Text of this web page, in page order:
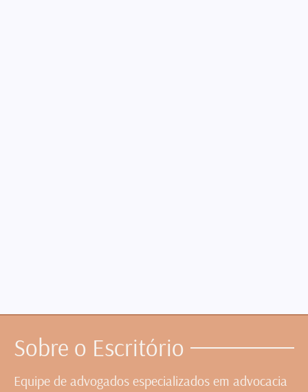
Sobre o Escritório
Equipe de advogados especializados em advocacia